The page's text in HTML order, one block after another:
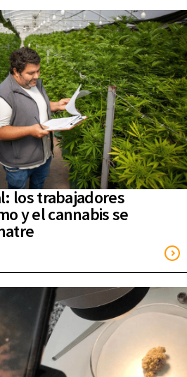
los trabajadores
y el cannabis se